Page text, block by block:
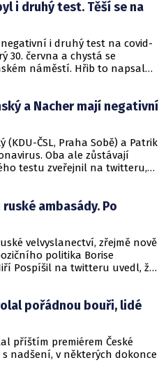
i druhý test. Těší se na
i druhý test na covid-
30. června a chystá se
náměstí. Hřib to napsal
asi padesátka lidí.
a Nacher mají negativní
ČSL, Praha Sobě) a Patrik
Oba ale zůstávají
testu zveřejnil na twitteru,
ambasády. Po
velvyslanectví, zřejmě nově
politika Borise
Pospíšil na twitteru uvedl, že
pořádnou bouři, lidé
příštím premiérem České
nadšení, v některých dokonce